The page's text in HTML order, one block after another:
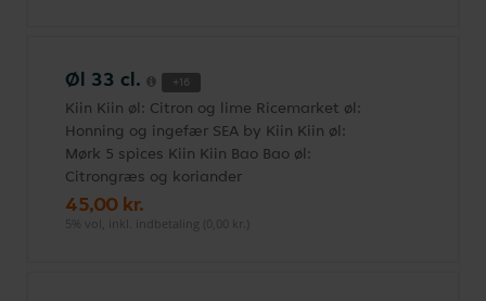
Øl 33 cl. +16
Kiin Kiin øl: Citron og lime Ricemarket øl:
Honning og ingefær SEA by Kiin Kiin øl:
Mørk 5 spices Kiin Kiin Bao Bao øl:
Citrongræs og koriander
45,00 kr.
5% vol, inkl. indbetaling (0,00 kr.)